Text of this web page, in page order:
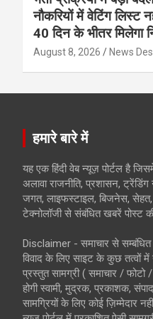
नौकरियों में वेटिंग लिस्ट
40 दिन के भीतर मिलेगा
August 8, 2026 News
हमारे बारे में
यह एक हिंदी वेब न्यूज़ पोर्टल है
अलावा राजनीति, प्रशासन,
जगत, लाइफस्टाइल, बिजनेस, सेहत,
टेक्नोलॉजी से संबंधित खबरें पोस्ट
Disclaimer - समाचार से
विवाद के लिए साइट के कुछ तत्वों में
प्रस्तुत सामग्री ( समाचार / फोटो
होगी स्वामी, मुद्रक, प्रकाशक,
सामग्रियों के लिए कोई ज़िम्मेदार